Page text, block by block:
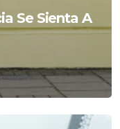
Se Sienta A